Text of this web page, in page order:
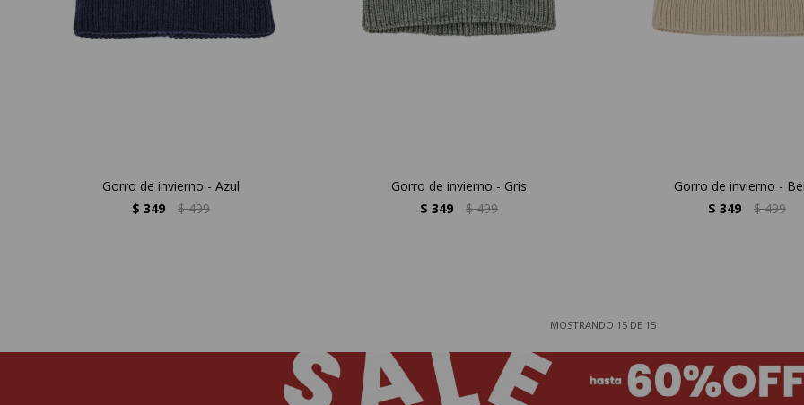
Gorro de invierno - Azul
$ 349 $ 499
Gorro de invierno - Gris
$ 349 $ 499
Gorro de invierno -
$ 349 $ 499
MOSTRANDO 15 DE 15